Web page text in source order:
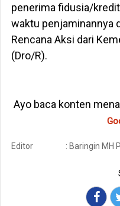
penerima fidusia/
waktu penjaminannya
Rencana Aksi dari
(Dro/R).
Ayo baca konten
Editor : Baringin MH